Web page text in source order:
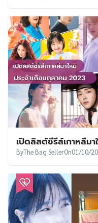
เปิดลิสต์ซีรีส์เกาหลีม
ByThe Bag SellerOn01/10/